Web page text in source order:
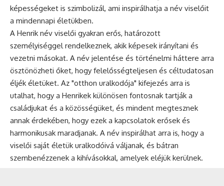
képességeket is szimbolizál, ami inspirálhatja a név viselőit
a mindennapi életükben.
A Henrik név viselői gyakran erős, határozott
személyiséggel rendelkeznek, akik képesek irányítani és
vezetni másokat. A név jelentése és történelmi háttere arra
ösztönözheti őket, hogy felelősségteljesen és céltudatosan
éljék életüket. Az "otthon uralkodója" kifejezés arra is
utalhat, hogy a Henrikek különösen fontosnak tartják a
családjukat és a közösségüket, és mindent megtesznek
annak érdekében, hogy ezek a kapcsolatok erősek és
harmonikusak maradjanak. A név inspirálhat arra is, hogy a
viselői saját életük uralkodóivá váljanak, és bátran
szembenézzenek a kihívásokkal, amelyek eléjük kerülnek.